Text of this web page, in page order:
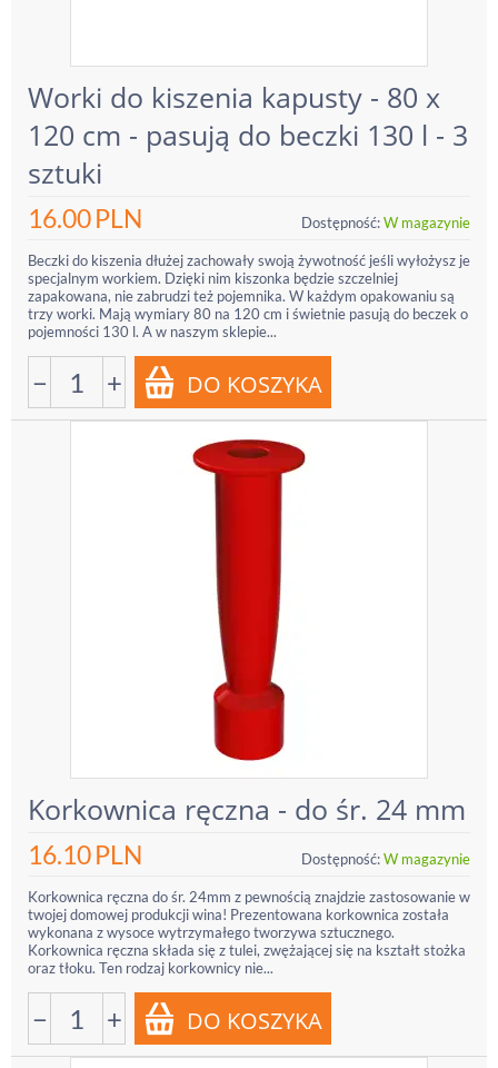
Worki do kiszenia kapusty - 80 x
120 cm - pasują do beczki 130 l - 3
sztuki
16.00PLN Dostępność:W magazynie
Beczki do kiszenia dłużej zachowały swoją żywotność jeśli wyłożysz je
specjalnym workiem. Dzięki nim kiszonka będzie szczelniej
zapakowana, nie zabrudzi też pojemnika. W każdym opakowaniu są
trzy worki. Mają wymiary 80 na 120 cm i świetnie pasują do beczek o
pojemności 130 l. A w naszym sklepie...
− +
Korkownica ręczna - do śr. 24 mm
16.10PLN Dostępność:W magazynie
Korkownica ręczna do śr. 24mm z pewnością znajdzie zastosowanie w
twojej domowej produkcji wina! Prezentowana korkownica została
wykonana z wysoce wytrzymałego tworzywa sztucznego.
Korkownica ręczna składa się z tulei, zwężającej się na kształt stożka
oraz tłoku. Ten rodzaj korkownicy nie...
− +